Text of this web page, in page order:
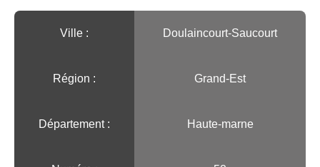
Ville :️ Doulaincourt-Saucourt
Région :️ Grand-Est
Département : Haute-marne